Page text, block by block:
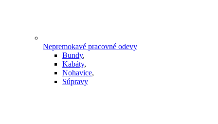
Nepremokavé pracovné odevy
Bundy,
Kabáty,
Nohavice,
Súpravy